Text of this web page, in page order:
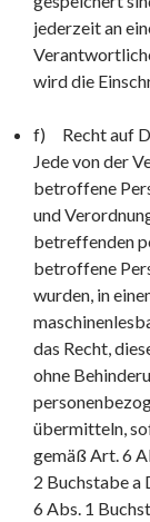
jederzeit an
wird die
f) Recht auf
Jede von der
betroffene
und
betreffenden
betroffene
wurden, in
das Recht,
ohne
übermitteln,
gemäß Art. 6
2 Buchstabe a
6 Abs. 1